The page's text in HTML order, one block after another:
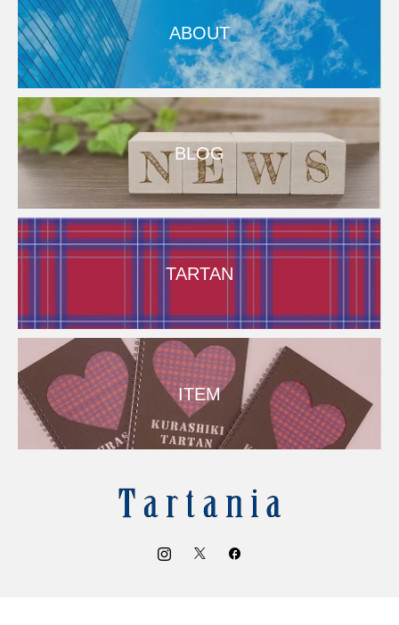
ABOUT
BLOG
TARTAN
ITEM